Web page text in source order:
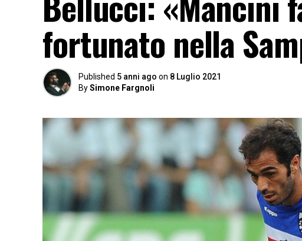
fortunato nella
Published 5 anni ago on 8 Luglio 2021
BySimone Fargnoli